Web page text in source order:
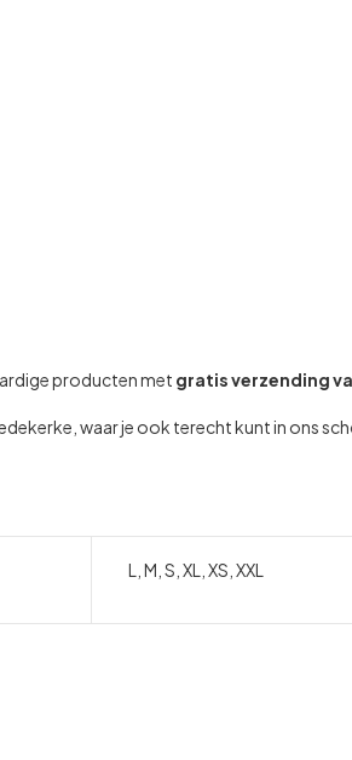
producten met gratis verzending
waar je ook terecht kunt in ons
L, M, S, XL, XS, XXL